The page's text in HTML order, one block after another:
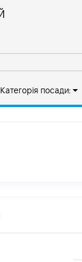
Категорія посади: